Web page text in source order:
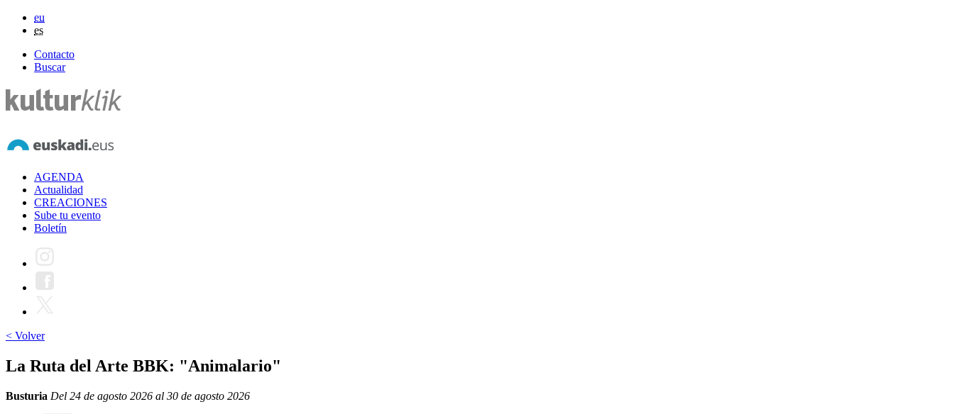
eu
es
Contacto
Buscar
AGENDA
Actualidad
CREACIONES
Sube tu evento
Boletín
< Volver
La Ruta del Arte BBK: "Animalario"
Busturia Del 24 de agosto 2026 al 30 de agosto 2026